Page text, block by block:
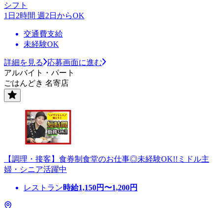
シフト
1日2時間 週2日からOK
交通費支給
未経験OK
詳細を見る
応募画面に進む
アルバイト・パート
ごはんどき 名寄店
【調理・接客】食券制食堂のお仕事◎未経験OK!!ミドル主
婦・シニア活躍中
レストラン時給1,150円〜1,200円